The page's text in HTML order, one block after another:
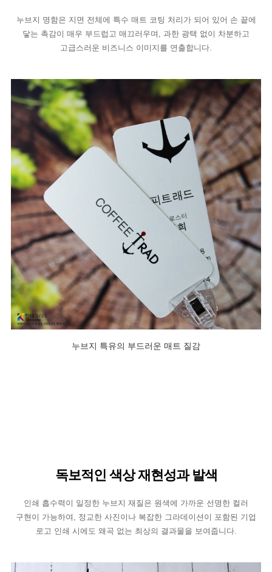
누브지 명함은 지면 전체에 특수 매트 코팅 처리가 되어 있어 손 끝에
닿는 촉감이 매우 부드럽고 매끄러우며, 과한 광택 없이 차분하고
고급스러운 비즈니스 이미지를 연출합니다.
누브지 특유의 부드러운 매트 질감
독보적인 색상 재현성과 발색
인쇄 흡수력이 일정한 누브지 재질은 원색에 가까운 선명한 컬러
구현이 가능하여, 정교한 사진이나 복잡한 그라데이션이 포함된 기업
로고 인쇄 시에도 왜곡 없는 최상의 결과물을 보여줍니다.